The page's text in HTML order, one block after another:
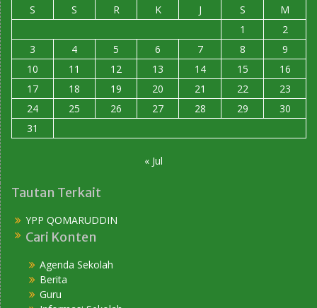
S
S R K J S
M
1
2
3
4 5 6 7 8
9
10
11 12 13 14 15
16
17
18 19 20 21 22
23
24
25 26 27 28 29
30
31
« Jul
Tautan Terkait
YPP QOMARUDDIN
Cari Konten
Agenda Sekolah
Berita
Guru